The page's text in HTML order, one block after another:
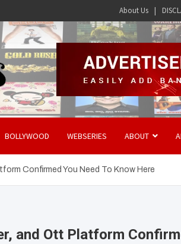
About Us
BOLLYWOOD WEBSERIES ABOUT
Confirmed You Need To Know Here
and Ott Platform